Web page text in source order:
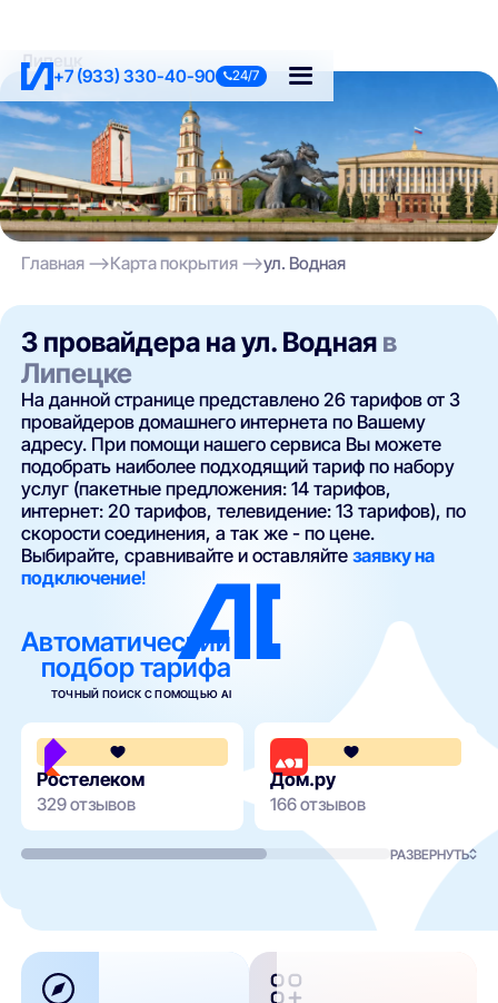
+7 (933) 330-40-90 24/7
Липецк
Главная Карта покрытия ул. Водная
3 провайдера на ул. Водная в
Липецке
На данной странице представлено 26 тарифов от 3
провайдеров домашнего интернета по Вашему
адресу. При помощи нашего сервиса Вы можете
подобрать наиболее подходящий тариф по набору
услуг (пакетные предложения: 14 тарифов,
интернет: 20 тарифов, телевидение: 13 тарифов), по
скорости соединения, а так же - по цене.
Выбирайте, сравнивайте и оставляйтезаявку на
подключение!
Автоматический
подбор тарифа
ТОЧНЫЙ ПОИСК С ПОМОЩЬЮ AI
3.8
Ростелеком
329 отзывов
Дом.ру
166 отзывов
РАЗВЕРНУТЬ